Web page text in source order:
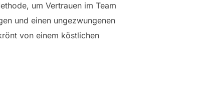
um Vertrauen im Team
und einen ungezwungenen
von einem köstlichen